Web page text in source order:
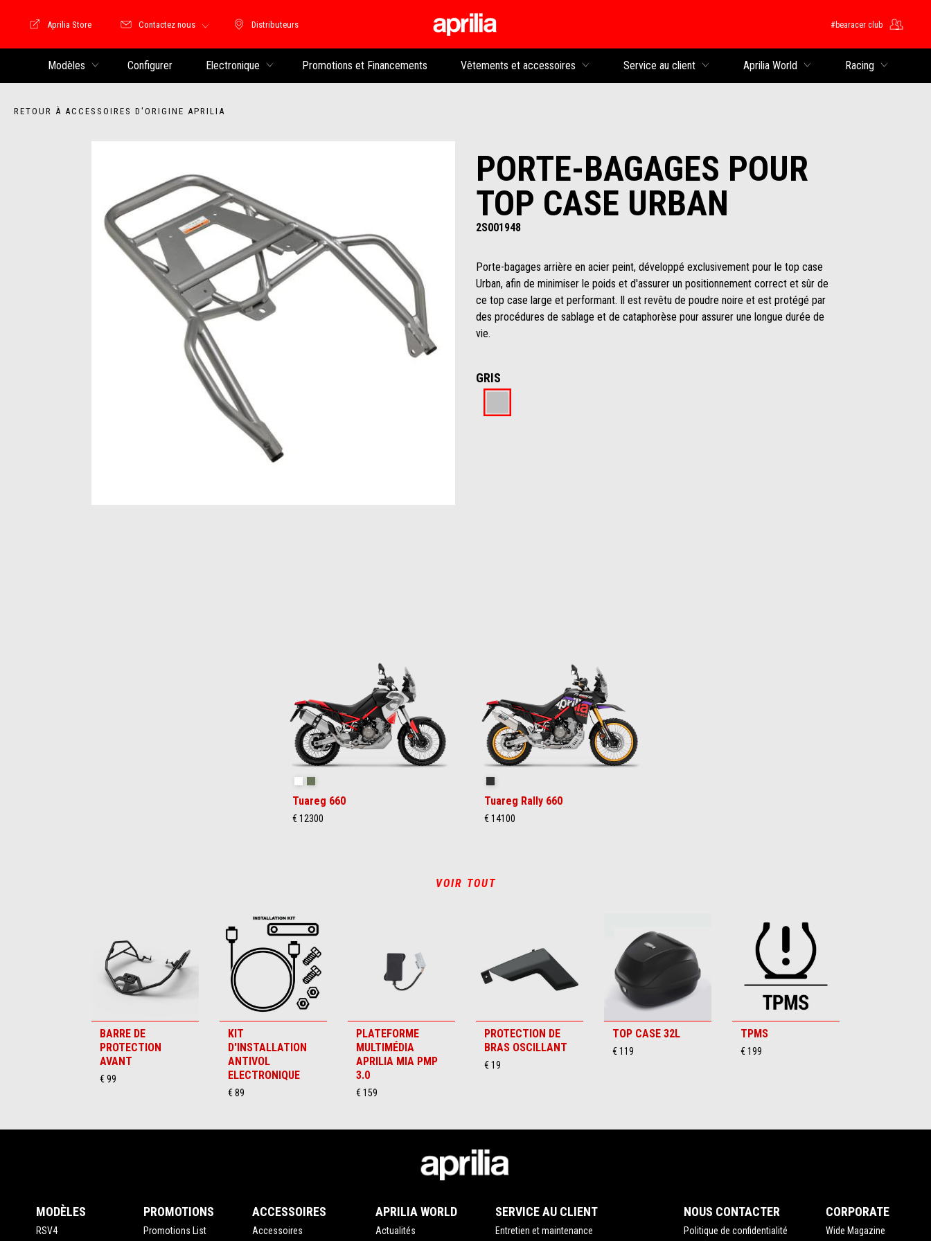
Distributeurs
Distributeurs
Store Motoguzzi
Aprilia Store Contactez nous #bearacer club
Modèles Configurer Electronique Promotions et Financements Vêtements et accessoires Service au client Aprilia World Racing
RETOUR À ACCESSOIRES D'ORIGINE APRILIA
PORTE-BAGAGES POUR
TOP CASE URBAN
2S001948
Porte-bagages arrière en acier peint, développé exclusivement pour le top case
Urban, afin de minimiser le poids et d'assurer un positionnement correct et sûr de
ce top case large et performant. Il est revêtu de poudre noire et est protégé par
des procédures de sablage et de cataphorèse pour assurer une longue durée de
vie.
GRIS
Tuareg 660
€ 12300
Tuareg Rally 660
€ 14100
VOIR TOUT
BARRE DE
PROTECTION
AVANT
€ 99
KIT
D'INSTALLATION
ANTIVOL
ELECTRONIQUE
€ 89
PLATEFORME
MULTIMÉDIA
APRILIA MIA PMP
3.0
€ 159
PROTECTION DE
BRAS OSCILLANT
€ 19
TOP CASE 32L
€ 119
TPMS
€ 199
MODÈLES
RSV4
PROMOTIONS
Promotions List
ACCESSOIRES
Accessoires
APRILIA WORLD
Actualités
SERVICE AU CLIENT
Entretien et maintenance
NOUS CONTACTER
Politique de confidentialité
CORPORATE
Wide Magazine